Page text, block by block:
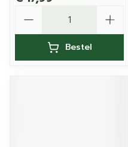
Bestel